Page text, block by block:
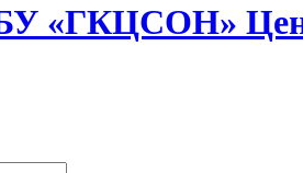
«ГКЦСОН»